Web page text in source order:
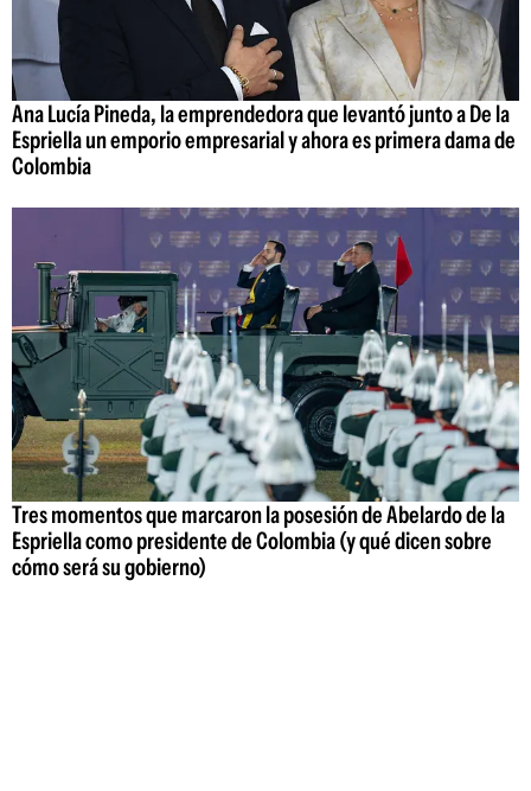
Ana Lucía Pineda, la emprendedora que levantó junto a De la
Espriella un emporio empresarial y ahora es primera dama de
Colombia
Tres momentos que marcaron la posesión de Abelardo de la
Espriella como presidente de Colombia (y qué dicen sobre
cómo será su gobierno)